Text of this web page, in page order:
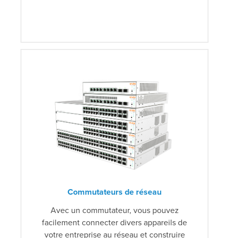
Commutateurs de réseau
Avec un commutateur, vous pouvez
facilement connecter divers appareils de
votre entreprise au réseau et construire